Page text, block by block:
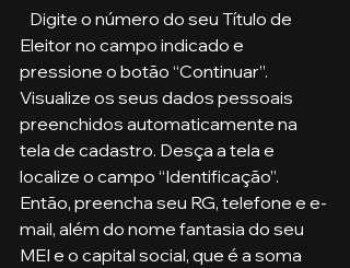
Eleitor no campo indicado e
pressione o botão “Continuar”.
Visualize os seus dados pessoais
preenchidos automaticamente na
tela de cadastro. Desça a tela e
localize o campo “Identificação”.
Então, preencha seu RG, telefone e e-
mail, além do nome fantasia do seu
MEI e o capital social, que é a soma